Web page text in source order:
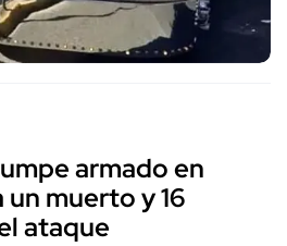
armado en
un muerto y 16
ataque